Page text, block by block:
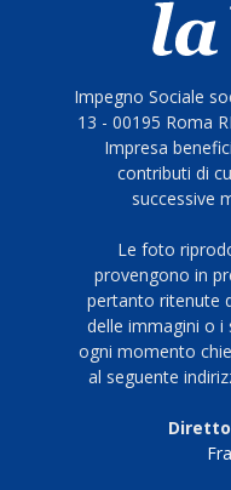
Impegno Sociale
13 - 00195 Roma
Impresa
contributi di
successive
Le foto
provengono in
pertanto ritenute
delle immagini o
ogni momento
al seguente